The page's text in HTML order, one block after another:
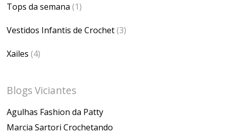
Tops da semana (1)
Vestidos Infantis de Crochet(3)
Xailes (4)
Blogs Viciantes
Agulhas Fashion da Patty
Marcia Sartori Crochetando